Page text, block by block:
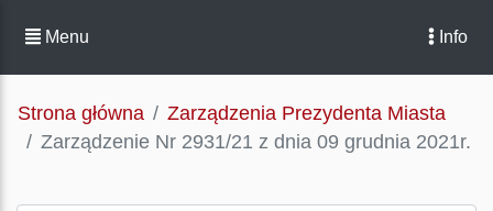
Menu Info
Strona główna
Zarządzenia Prezydenta Miasta
Zarządzenie Nr 2931/21 z dnia 09 grudnia 2021r.